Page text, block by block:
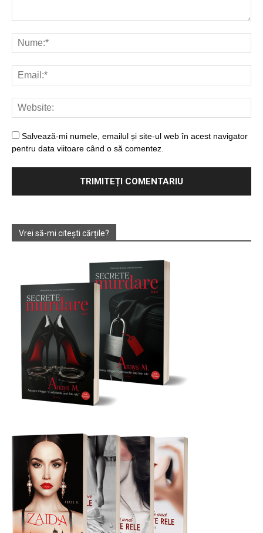
Salvează-mi numele, emailul și site-ul web în acest navigator
pentru data viitoare când o să comentez.
Vrei să-mi citești cărțile?